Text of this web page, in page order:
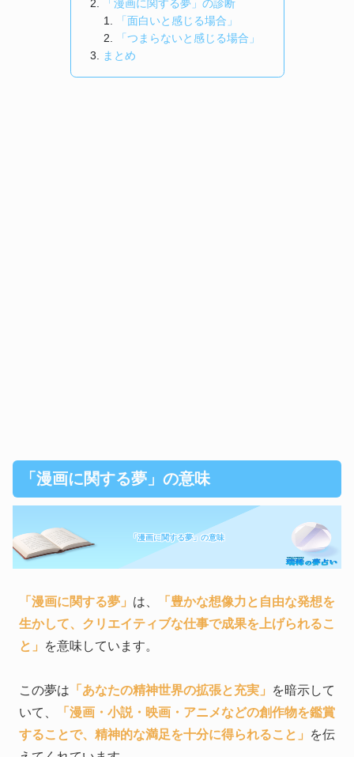
「漫画に関する夢」の診断
「面白いと感じる場合」
「つまらないと感じる場合」
まとめ
「漫画に関する夢」の意味
「漫画に関する夢」の意味
「漫画に関する夢」 は、
「豊かな想像力と自由な発想を
生かして、クリエイティブな仕事で成果を上げられるこ
と」
を意味しています。
この夢は 「あなたの精神世界の拡張と充実」
を暗示して
いて、
「漫画・小説・映画・アニメなどの創作物を鑑賞
することで、精神的な満足を十分に得られること」
を伝